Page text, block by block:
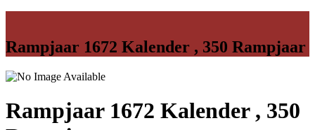
Rampjaar 1672 Kalender , 350 Rampjaar
Rampjaar 1672 Kalender , 350